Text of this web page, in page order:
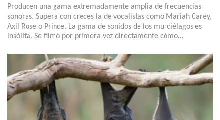
Producen una gama extremadamente amplia de frecuencias
sonoras. Supera con creces la de vocalistas como Mariah Carey,
Axil Rose o Prince. La gama de sonidos de los murciélagos es
insólita. Se filmó por primera vez directamente cómo…